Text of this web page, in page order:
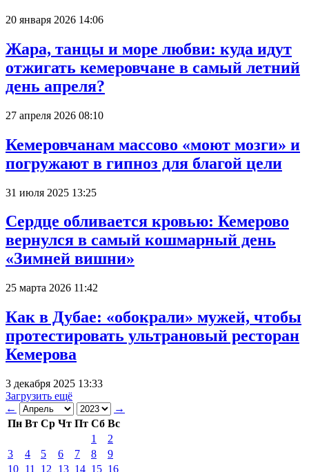
20 января 2026 14:06
Жара, танцы и море любви: куда идут
отжигать кемеровчане в самый летний
день апреля?
27 апреля 2026 08:10
Кемеровчанам массово «моют мозги» и
погружают в гипноз для благой цели
31 июля 2025 13:25
Сердце обливается кровью: Кемерово
вернулся в самый кошмарный день
«Зимней вишни»
25 марта 2026 11:42
Как в Дубае: «обокрали» мужей, чтобы
протестировать ультрановый ресторан
Кемерова
3 декабря 2025 13:33
Загрузить ещё
←
→
Пн Вт Ср Чт Пт Сб Вс
1
2
3
4 5 6 7 8
9
10 11 12 13 14 15 16